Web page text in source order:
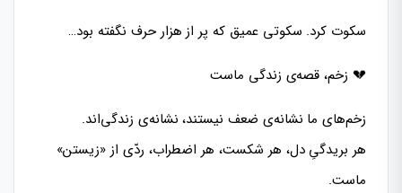
سکوت کرد. سکوتی عمیق که پر از هزار حرف نگفته بود…
💔 زخم، قصه‌ی زندگی ماست
زخم‌های ما نشانه‌ی ضعف نیستند، نشانه‌ی زندگی‌اند.
هر بریدگیِ دل، هر شکست، هر اضطراب، ردّی از «زیستن»
ماست.